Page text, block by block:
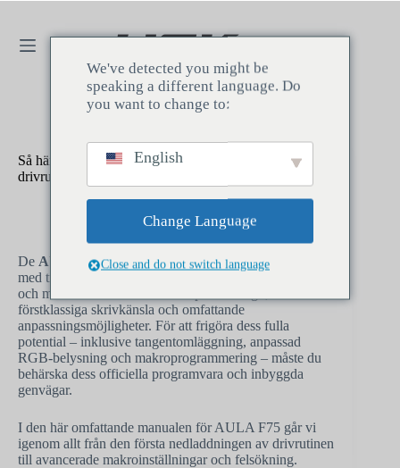
Så här konfigurerar du din AULA F75: Nedladdning av
drivrutiner, makron och RGB-genvägar
De AULA F75är ett mycket eftertraktat 75%-layout
med tri-läge mekaniskt tangentbord, älskat av spelare
och maskinskrivare för sin kompakta design,
förstklassiga skrivkänsla och omfattande
anpassningsmöjligheter. För att frigöra dess fulla
potential – inklusive tangentomläggning, anpassad
RGB-belysning och makroprogrammering – måste du
behärska dess officiella programvara och inbyggda
genvägar.
I den här omfattande manualen för AULA F75 går vi
igenom allt från den första nedladdningen av drivrutinen
till avancerade makroinställningar och felsökning.
We've detected you might be
speaking a different language. Do
you want to change to:
English
Change Language
Close and do not switch language